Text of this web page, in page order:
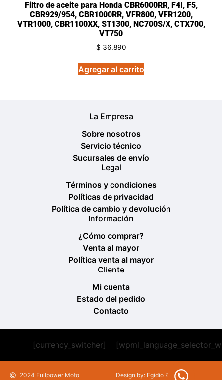
Filtro de aceite para Honda CBR6000RR, F4I, F5,
CBR929/954, CBR1000RR, VFR800, VFR1200,
VTR1000, CBR1100XX, ST1300, NC700S/X, CTX700,
VT750
$ 36.890
Agregar al carrito
La Empresa
Sobre nosotros
Servicio técnico
Sucursales de envío
Legal
Términos y condiciones
Políticas de privacidad
Política de cambio y devolución
Información
¿Cómo comprar?
Venta al mayor
Política venta al mayor
Cliente
Mi cuenta
Estado del pedido
Contacto
[currency_switcher]
2024 Fullpower Moto Design by: Egidio Romeu